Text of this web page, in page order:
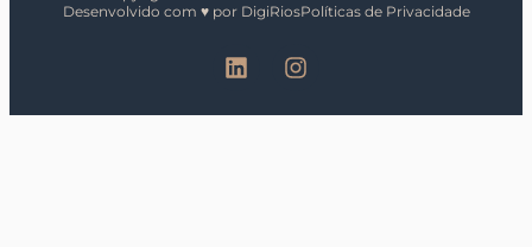
Desenvolvido com ♥ por DigiRiosPolíticas de Privacidade